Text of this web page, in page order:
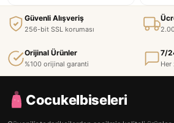
Güvenli Alışveriş
256-bit SSL koruması
Orijinal Ürünler
%100 orijinal garanti
7/
Her
Cocukelbiseleri